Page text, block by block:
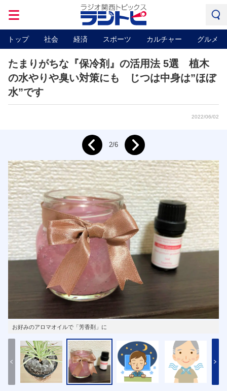
トップ 社会 経済 スポーツ カルチャー グルメ
たまりがちな『保冷剤』の活用法 5選 植木
の水やりや臭い対策にも じつは中身は”ほぼ
水”です
2022/06/02
お好みのアロマオイルで「芳香剤」に
Prev 2/6 Next